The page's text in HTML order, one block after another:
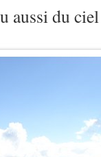
aussi du